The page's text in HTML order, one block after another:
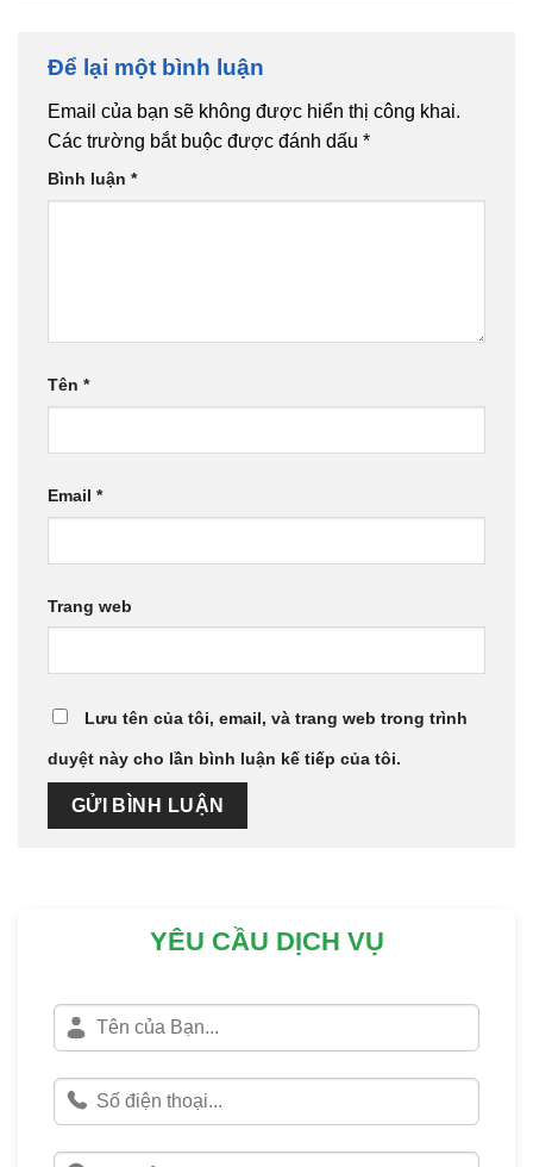
Để lại một bình luận
Email của bạn sẽ không được hiển thị công khai.
Các trường bắt buộc được đánh dấu *
Bình luận *
Tên *
Email *
Trang web
Lưu tên của tôi, email, và trang web trong trình
duyệt này cho lần bình luận kế tiếp của tôi.
YÊU CẦU DỊCH VỤ